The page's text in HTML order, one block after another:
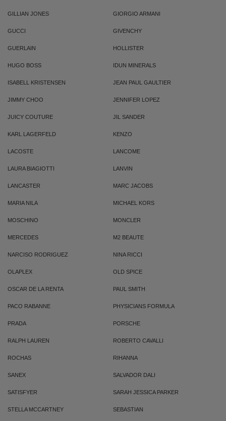
GILLIAN JONES GIORGIO ARMANI
GUCCI GIVENCHY
GUERLAIN HOLLISTER
HUGO BOSS IDUN MINERALS
ISABELL KRISTENSEN JEAN PAUL GAULTIER
JIMMY CHOO JENNIFER LOPEZ
JUICY COUTURE JIL SANDER
KARL LAGERFELD KENZO
LACOSTE LANCOME
LAURA BIAGIOTTI LANVIN
LANCASTER MARC JACOBS
MARIA NILA MICHAEL KORS
MOSCHINO MONCLER
MERCEDES M2 BEAUTE
NARCISO RODRIGUEZ NINA RICCI
OLAPLEX OLD SPICE
OSCAR DE LA RENTA PAUL SMITH
PACO RABANNE PHYSICIANS FORMULA
PRADA PORSCHE
RALPH LAUREN ROBERTO CAVALLI
ROCHAS RIHANNA
SANEX SALVADOR DALI
SATISFYER SARAH JESSICA PARKER
STELLA MCCARTNEY SEBASTIAN